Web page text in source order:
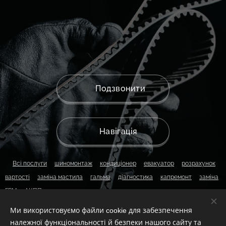
головною метою яких є
задоволення клієнтів і
безперебійна робота їхніх
автомобілів.
📱 Подзвонити
📍 Навігація
Всі послуги шиномонтаж кондиціонер евакуатор
розрахунок
вартості
заміна мастила гальма▫️ діагностика капремонт
заміна
ГРМ▫️АКПП
Ми використовуємо файли cookie для забезпечення
належної функціональності й безпеки нашого сайту та